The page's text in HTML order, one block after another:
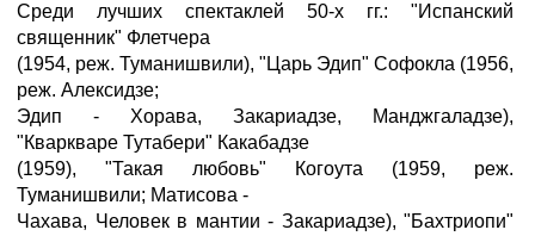
Среди лучших спектаклей 50-х гг.: "Испанский
священник" Флетчера
(1954, реж. Туманишвили), "Царь Эдип" Софокла (1956,
реж. Алексидзе;
Эдип - Хорава, Закариадзе, Манджгаладзе),
"Кваркваре Тутабери" Какабадзе
(1959), "Такая любовь" Когоута (1959, реж.
Туманишвили; Матисова -
Чахава, Человек в мантии - Закариадзе), "Бахтриопи"